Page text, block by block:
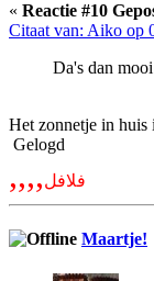
« Reactie #10
Citaat van: Aiko op
Da's dan
Het zonnetje in huis
Gelogd
,,,,فلافل
Maartje!